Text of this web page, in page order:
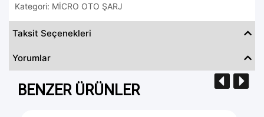
Kategori: MİCRO OTO ŞARJ
Taksit Seçenekleri
Yorumlar
BENZER ÜRÜNLER